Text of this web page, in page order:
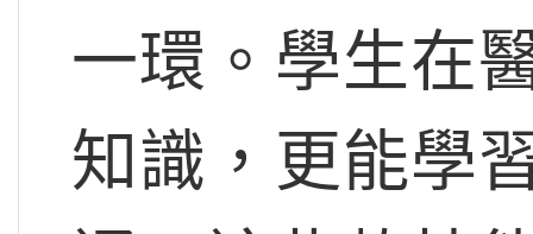
一環。學生在
知識，更能學